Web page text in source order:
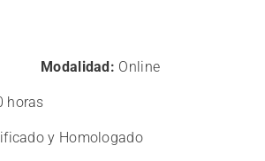
Modalidad: Online
horas
y Homologado